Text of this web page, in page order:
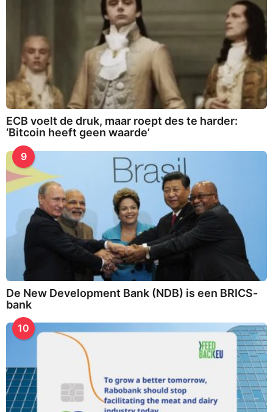
ECB voelt de druk, maar roept des te harder:
‘Bitcoin heeft geen waarde’
9
De New Development Bank (NDB) is een BRICS-
bank
10